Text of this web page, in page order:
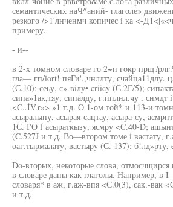
семантических наЧ^аний- глаголе»
резкого />1'лнченмч копичес i ка <-
примеру.
- и--
в 2-х томном словаре го 2~п гокр
гла— гп/iort! пяГи'.,чнллту, счайца11длу.
(С.10); сеьу, с»-вiлу• criicy (С.2Г/5);
сипа»1ак,тяу, сипалду, г.пплнл.чу ,
<C..ÍV.r»> »1 т.д. О 1-ом той* и 113-и
асыралыну, асырая-сацтау, асыра-су,
1С. I'O f асыраткызу, ясмру <C.40-D;
(C.527J и т.д. Во—втором томе i вастату,
оаг.тырмалату, вастыру (С. 137);
Do-вторых, некоторые слова, отмосчщирся
в словаре даны как глаголы. Например, в
словаря* в аж, г.аж-впя <С.0(3), сак.-вак
и т.д.